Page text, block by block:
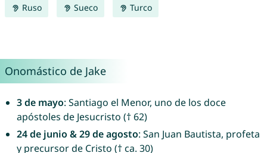
Ruso Sueco Turco
Onomástico de Jake
3 de mayo: Santiago el Menor, uno de los doce
apóstoles de Jesucristo († 62)
24 de junio & 29 de agosto: San Juan Bautista, profeta
y precursor de Cristo († ca. 30)